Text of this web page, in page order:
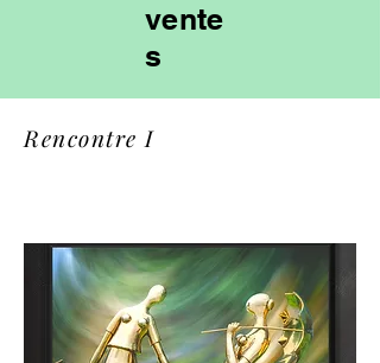
vente
s
Rencontre I